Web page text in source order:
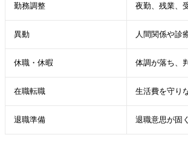
勤務調整 夜勤、残業、
異動 人間関係や診
休職・休暇 体調が落ち、
在職転職 生活費を守り
退職準備 退職意思が固